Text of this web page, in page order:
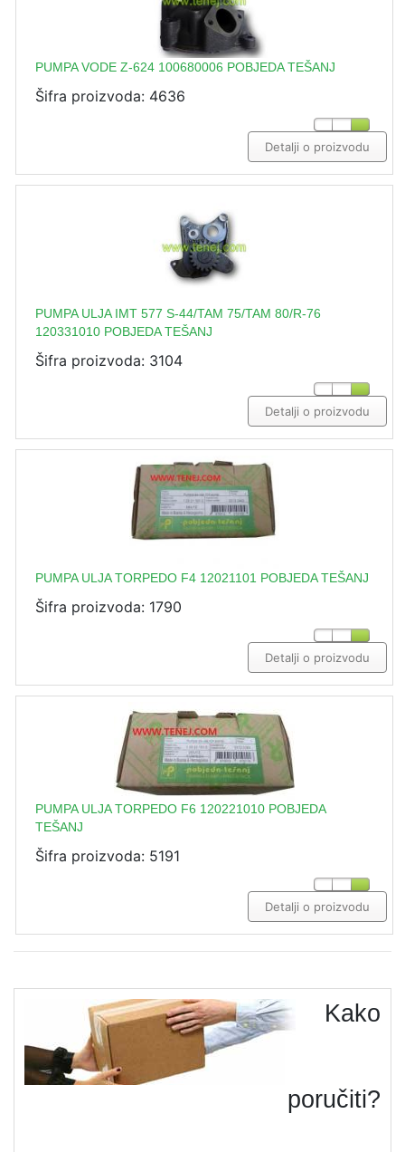
PUMPA VODE Z-624 100680006 POBJEDA TEŠANJ
Šifra proizvoda: 4636
Detalji o proizvodu
PUMPA ULJA IMT 577 S-44/TAM 75/TAM 80/R-76
120331010 POBJEDA TEŠANJ
Šifra proizvoda: 3104
Detalji o proizvodu
PUMPA ULJA TORPEDO F4 12021101 POBJEDA TEŠANJ
Šifra proizvoda: 1790
Detalji o proizvodu
PUMPA ULJA TORPEDO F6 120221010 POBJEDA
TEŠANJ
Šifra proizvoda: 5191
Detalji o proizvodu
Kako
poručiti?